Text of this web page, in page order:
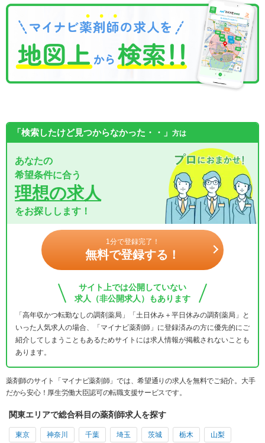
「検索したけど見つからなかった・・」 方は
あなたの
希望条件に合う
理想の求人
をお探しします！
1分で登録完了！
無料で登録する！
サイト上では公開していない
求人（非公開求人）もあります
「高年収かつ転勤なしの調剤薬局」「土日休み＋平日休みの調剤薬局」と
いった人気求人の場合、「マイナビ薬剤師」に登録済みの方に優先的にご
紹介してしまうこともあるためサイトには求人情報が掲載されないことも
あります。
薬剤師のサイト「マイナビ薬剤師」では、希望通りの求人を無料でご紹介。大手
だから安心！厚生労働大臣認可の転職支援サービスです。
関東エリアで総合科目の薬剤師求人を探す
東京 神奈川 千葉 埼玉 茨城 栃木 山梨